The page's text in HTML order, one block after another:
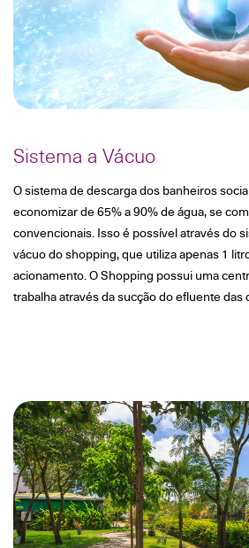
Sistema a Vácuo
O sistema de descarga dos banheiros
economizar de 65% a 90% de água, se
convencionais. Isso é possível através do
vácuo do shopping, que utiliza apenas 1
acionamento. O Shopping possui uma
trabalha através da sucção do efluente das